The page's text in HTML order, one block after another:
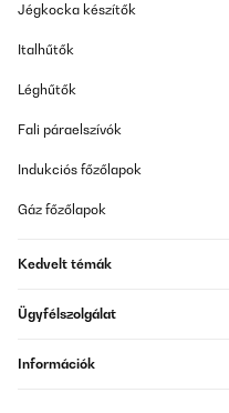
Jégkocka készítők
Italhűtők
Léghűtők
Fali páraelszívók
Indukciós főzőlapok
Gáz főzőlapok
Kedvelt témák
Ügyfélszolgálat
Információk